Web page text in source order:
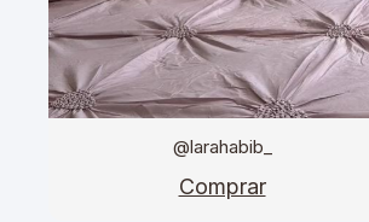
@larahabib_
Comprar